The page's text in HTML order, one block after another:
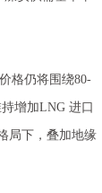
格仍将围绕80-
增加LNG 进口
局下，叠加地缘